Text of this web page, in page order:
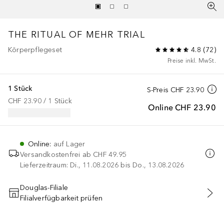
THE RITUAL OF MEHR TRIAL
Körperpflegeset 4.8 (72)
Preise inkl. MwSt.
S-Preis CHF 23.90
Online CHF 23.90
1 Stück
CHF 23.90 / 1 Stück
Online: auf Lager
Versandkostenfrei ab CHF 49.95
Lieferzeitraum: Di., 11.08.2026 bis Do., 13.08.2026
IN DEN WARENKORB
Douglas-Filiale
Filialverfügbarkeit prüfen